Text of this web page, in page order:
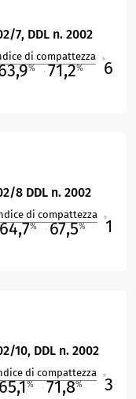
7, DDL n. 2002
di compattezza
% 71,2% 6
8 DDL n. 2002
di compattezza
64,7% 67,5% 1
10, DDL n. 2002
di compattezza
% 71,8% 3